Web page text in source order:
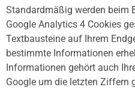
Standardmäßig werden beim
Google Analytics 4 Cookies
Textbausteine auf Ihrem
bestimmte Informationen
Informationen gehört auch
Google um die letzten Ziffern